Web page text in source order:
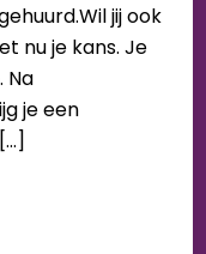
jij ook
nu je kans. Je
Na
je een